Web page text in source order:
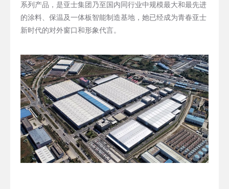
系列产品，是亚士集团乃至国内同行业中规模最大和最先进
的涂料、保温及一体板智能制造基地，她已经成为青春亚士
新时代的对外窗口和形象代言。